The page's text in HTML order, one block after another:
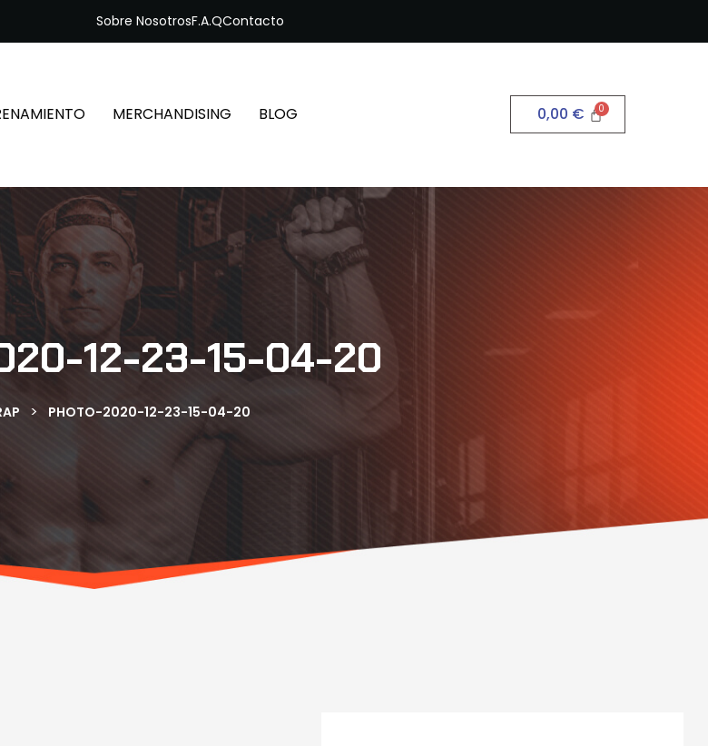
Sobre NosotrosF.A.QContacto
MERCHANDISING BLOG 0,00 €
12-23-15-04-20
> PHOTO-2020-12-23-15-04-20